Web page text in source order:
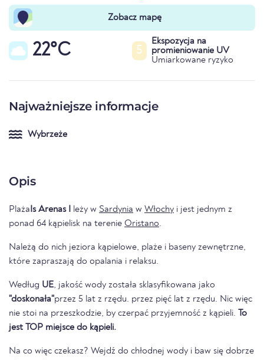
Zobacz mapę
22°C 5
Ekspozycja na
promieniowanie UV
Umiarkowane ryzyko
Najważniejsze informacje
Wybrzeże
Opis
PlażaIs Arenas I leży w Sardynia w Włochy i jest jednym z
ponad 64 kąpielisk na terenie Oristano.
Należą do nich jeziora kąpielowe, plaże i baseny zewnętrzne,
które zapraszają do opalania i relaksu.
Według UE, jakość wody została sklasyfikowana jako
"doskonała"przez 5 lat z rzędu. przez pięć lat z rzędu. Nic więc
nie stoi na przeszkodzie, by czerpać przyjemność z kąpieli. To
jest TOP miejsce do kąpieli.
Na co więc czekasz? Wejdź do chłodnej wody i baw się dobrze